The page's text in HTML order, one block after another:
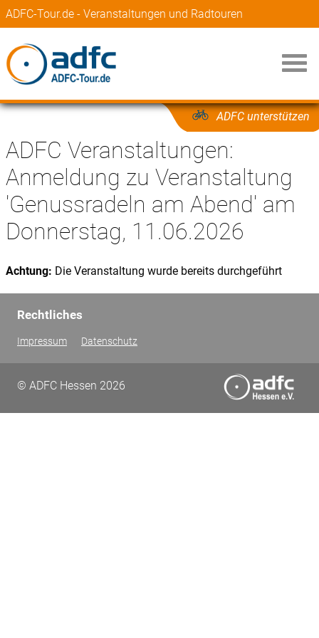
ADFC-Tour.de - Veranstaltungen und Radtouren
ADFC unterstützen
ADFC Veranstaltungen:
Anmeldung zu Veranstaltung
'Genussradeln am Abend' am
Donnerstag, 11.06.2026
Achtung: Die Veranstaltung wurde bereits durchgeführt
Rechtliches
Impressum Datenschutz
© ADFC Hessen 2026